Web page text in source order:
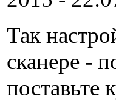
Так
сканере -
поставьте